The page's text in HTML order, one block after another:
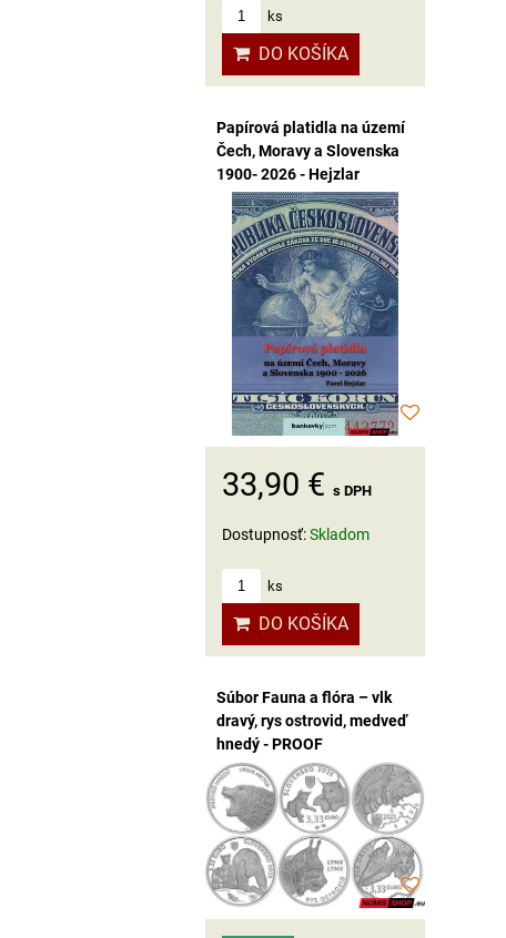
ks
DO KOŠÍKA
Papírová platidla na území
Čech, Moravy a Slovenska
1900- 2026 - Hejzlar
33,90 € s DPH
Dostupnosť:Skladom
ks
DO KOŠÍKA
Súbor Fauna a flóra – vlk
dravý, rys ostrovid, medveď
hnedý - PROOF